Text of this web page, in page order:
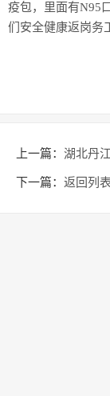
疫包，里面有N95
们安全健康返岗务
上一篇： 湖北丹
下一篇： 返回列表